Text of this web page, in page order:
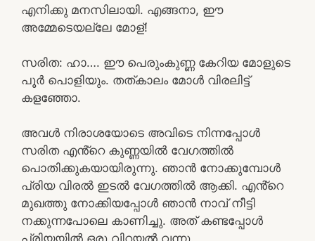
എനിക്കു മനസിലായി. എങ്ങനാ, ഈ
അമ്മേടെയല്ലേ മോള്!
സരിത: ഹാ…. ഈ പെരുംകുണ്ണ കേറിയ മോളുടെ
പൂർ പൊളിയും. തത്കാലം മോൾ വിരലിട്ട്
കളഞ്ഞോ.
അവൾ നിരാശയോടെ അവിടെ നിന്നപ്പോൾ
സരിത എൻ്റെ കുണ്ണയിൽ വേഗത്തിൽ
പൊതിക്കുകയായിരുന്നു. ഞാൻ നോക്കുമ്പോൾ
പ്രിയ വിരൽ ഇടൽ വേഗത്തിൽ ആക്കി. എൻ്റെ
മുഖത്തു നോക്കിയപ്പോൾ ഞാൻ നാവ് നീട്ടി
നക്കുന്നപോലെ കാണിച്ചു. അത് കണ്ടപ്പോൾ
പ്രിയയിൽ ഒരു വിറയൽ വന്നു.